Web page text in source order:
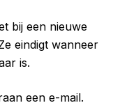
bij een nieuwe
eindigt wanneer
is.
een e-mail.